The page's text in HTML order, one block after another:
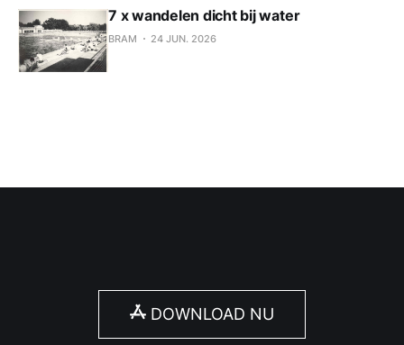
7 x wandelen dicht bij water
BRAM 24 JUN. 2026
DOWNLOAD NU